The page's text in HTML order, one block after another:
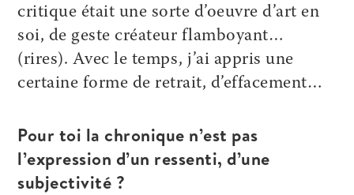
critique était une sorte d’oeuvre d’art en
soi, de geste créateur flamboyant…
(rires). Avec le temps, j’ai appris une
certaine forme de retrait, d’effacement…
Pour toi la chronique n’est pas
l’expression d’un ressenti, d’une
subjectivité ?